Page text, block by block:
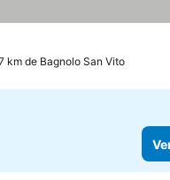
km de Bagnolo San Vito